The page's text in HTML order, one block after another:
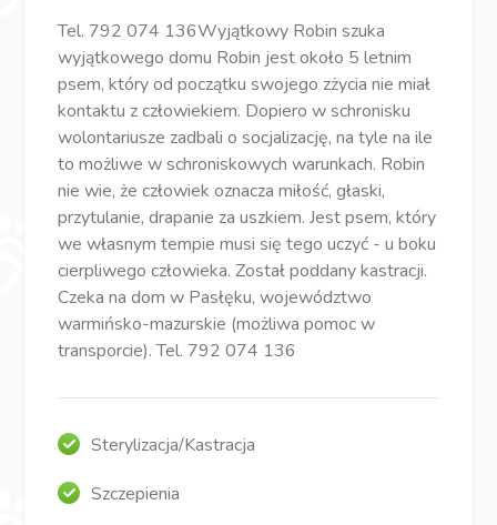
Tel. 792 074 136Wyjątkowy Robin szuka
wyjątkowego domu Robin jest około 5 letnim
psem, który od początku swojego zżycia nie miał
kontaktu z człowiekiem. Dopiero w schronisku
wolontariusze zadbali o socjalizację, na tyle na ile
to możliwe w schroniskowych warunkach. Robin
nie wie, że człowiek oznacza miłość, głaski,
przytulanie, drapanie za uszkiem. Jest psem, który
we własnym tempie musi się tego uczyć - u boku
cierpliwego człowieka. Został poddany kastracji.
Czeka na dom w Pasłęku, województwo
warmińsko-mazurskie (możliwa pomoc w
transporcie). Tel. 792 074 136
Sterylizacja/Kastracja
Szczepienia